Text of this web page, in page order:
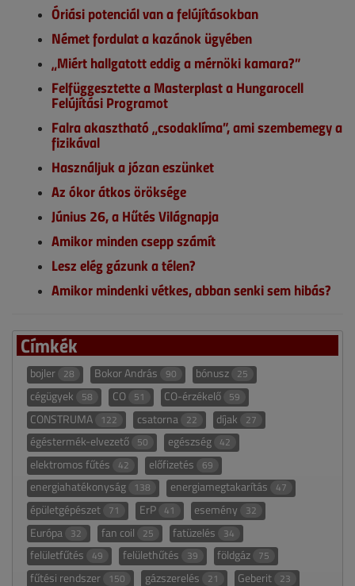
Óriási potenciál van a felújításokban
Német fordulat a kazánok ügyében
„Miért hallgatott eddig a mérnöki kamara?”
Felfüggesztette a Masterplast a Hungarocell
Felújítási Programot
Falra akasztható „csodaklíma”, ami szembemegy a
fizikával
Használjuk a józan eszünket
Az ókor átkos öröksége
Június 26, a Hűtés Világnapja
Amikor minden csepp számít
Lesz elég gázunk a télen?
Amikor mindenki vétkes, abban senki sem hibás?
Címkék
bojler 28 Bokor András 90 bónusz 25
cégügyek 58 CO 51 CO-érzékelő 59
CONSTRUMA 122 csatorna 22 díjak 27
égéstermék-elvezető 50 egészség 42
elektromos fűtés 42 előfizetés 69
energiahatékonyság 138 energiamegtakarítás 47
épületgépészet 71 ErP 41 esemény 32
Európa 32 fan coil 25 fatüzelés 34
felületfűtés 49 felülethűtés 39 földgáz 75
fűtési rendszer 150 gázszerelés 21 Geberit 23